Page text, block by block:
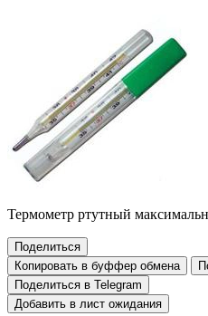
Термометр ртутный
Поделиться
Копировать в буффер обмена
Поделиться в Telegram
Добавить в лист ожидания